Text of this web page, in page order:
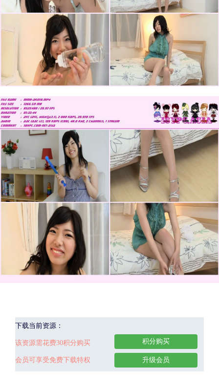
下载当前资源：
该资源需花费30积分购买
会员可享受免费下载特权
积分购买
升级会员